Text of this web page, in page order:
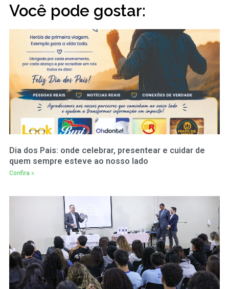
Você pode gostar:
Dia dos Pais: onde celebrar, presentear e cuidar de
quem sempre esteve ao nosso lado
Confira »